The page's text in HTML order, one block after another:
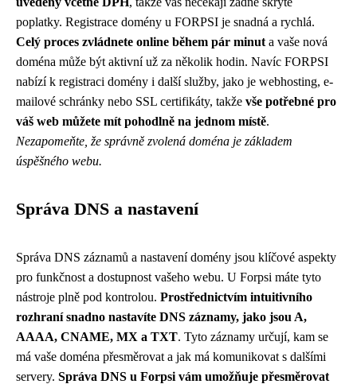
poplatky. Registrace domény u FORPSI je snadná a rychlá.
Celý proces zvládnete online během pár minut a vaše nová
doména může být aktivní už za několik hodin. Navíc FORPSI
nabízí k registraci domény i další služby, jako je webhosting, e-
mailové schránky nebo SSL certifikáty, takže vše potřebné pro
váš web můžete mít pohodlně na jednom místě.
Nezapomeňte, že správně zvolená doména je základem
úspěšného webu.
Správa DNS a nastavení
Správa DNS záznamů a nastavení domény jsou klíčové aspekty
pro funkčnost a dostupnost vašeho webu. U Forpsi máte tyto
nástroje plně pod kontrolou. Prostřednictvím intuitivního
rozhraní snadno nastavíte DNS záznamy, jako jsou A,
AAAA, CNAME, MX a TXT. Tyto záznamy určují, kam se
má vaše doména přesměrovat a jak má komunikovat s dalšími
servery. Správa DNS u Forpsi vám umožňuje přesměrovat